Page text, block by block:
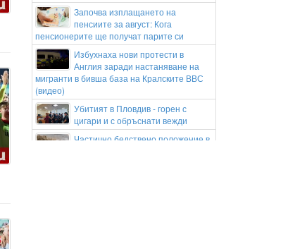
Започва изплащането на
пенсиите за август: Кога
пенсионерите ще получат парите си
Избухнаха нови протести в
Англия заради настаняване на
мигранти в бивша база на Кралските ВВС
(видео)
Убитият в Пловдив - горен с
цигари и с обръснати вежди
Частично бедствено положение в